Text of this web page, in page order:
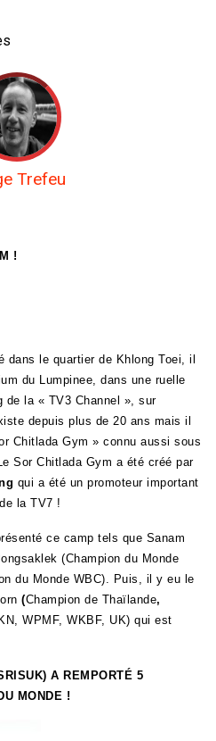
Trefeu
!
dans le quartier de Khlong Toei, il
du Lumpinee, dans une ruelle
la « TV3 Channel », sur
depuis plus de 20 ans mais il
Chitlada Gym » connu aussi sous
Sor Chitlada Gym a été créé par
qui a été un promoteur important
la TV7 !
ce camp tels que Sanam
(Champion du Monde
du Monde WBC). Puis, il y eu le
(Champion de Thaïlande,
WPMF, WKBF, UK) qui est
A REMPORTÉ 5
MONDE !